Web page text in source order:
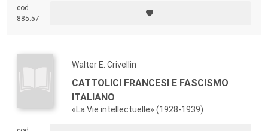
cod.
885.57
Walter E. Crivellin
CATTOLICI FRANCESI E FASCISMO
ITALIANO
«La Vie intellectuelle» (1928-1939)